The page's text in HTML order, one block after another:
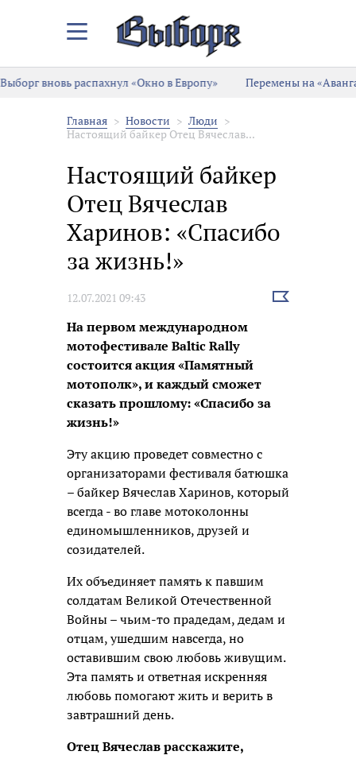
Закрыть/
меню
вновь распахнул «Окно в Европу»
Перемены на
Главная Новости
Люди
Настоящий байкер Отец Вячеслав...
Настоящий байкер
Отец Вячеслав
Харинов: «Спасибо
за жизнь!»
12.07.2021 09:43
Выбрать
На первом международном
мотофестивале Baltic Rally
состоится акция «Памятный
мотополк», и каждый сможет
сказать прошлому: «Спасибо за
жизнь!»
Эту акцию проведет совместно с
организаторами фестиваля батюшка
– байкер Вячеслав Харинов, который
всегда - во главе мотоколонны
единомышленников, друзей и
созидателей.
Их объединяет память к павшим
солдатам Великой Отечественной
Войны – чьим-то прадедам, дедам и
отцам, ушедшим навсегда, но
оставившим свою любовь живущим.
Эта память и ответная искренняя
любовь помогают жить и верить в
завтрашний день.
Отец Вячеслав расскажите,